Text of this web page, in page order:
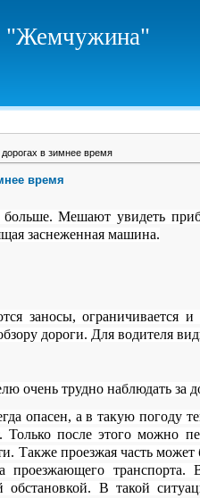
"Жемчужина"
в зимнее время
время
больше. Мешают увидеть
заснеженная машина.
заносы, ограничивается
дороги. Для водителя
очень трудно наблюдать за
опасен, а в такую погоду
Только после этого можно
Также проезжая часть
транспорта.
В такой